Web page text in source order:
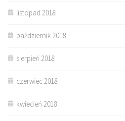
listopad 2018
październik 2018
sierpień 2018
czerwiec 2018
kwiecień 2018